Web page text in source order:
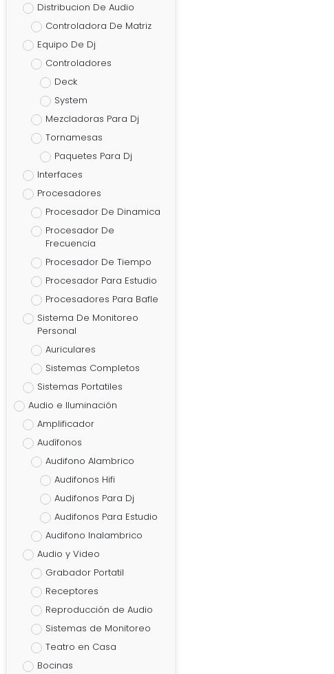
Distribucion De Audio
Controladora De Matriz
Equipo De Dj
Controladores
Deck
System
Mezcladoras Para Dj
Tornamesas
Paquetes Para Dj
Interfaces
Procesadores
Procesador De Dinamica
Procesador De
Frecuencia
Procesador De Tiempo
Procesador Para Estudio
Procesadores Para Bafle
Sistema De Monitoreo
Personal
Auriculares
Sistemas Completos
Sistemas Portatiles
Audio e Iluminación
Amplificador
Audífonos
Audifono Alambrico
Audifonos Hifi
Audifonos Para Dj
Audifonos Para Estudio
Audifono Inalambrico
Audio y Video
Grabador Portatil
Receptores
Reproducción de Audio
Sistemas de Monitoreo
Teatro en Casa
Bocinas